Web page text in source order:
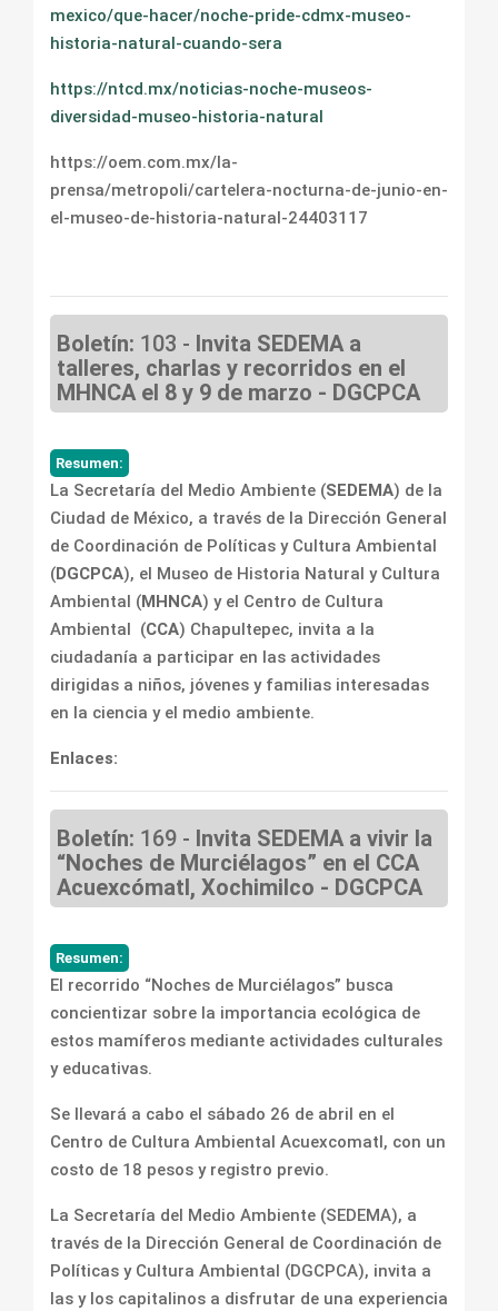
mexico/que-hacer/noche-pride-cdmx-museo-
historia-natural-cuando-sera
https://ntcd.mx/noticias-noche-museos-
diversidad-museo-historia-natural
https://oem.com.mx/la-
prensa/metropoli/cartelera-nocturna-de-junio-en-
el-museo-de-historia-natural-24403117
Boletín: 103 - Invita SEDEMA a
talleres, charlas y recorridos en el
MHNCA el 8 y 9 de marzo - DGCPCA
Resumen:
La Secretaría del Medio Ambiente (SEDEMA) de la
Ciudad de México, a través de la Dirección General
de Coordinación de Políticas y Cultura Ambiental
(DGCPCA), el Museo de Historia Natural y Cultura
Ambiental (MHNCA) y el Centro de Cultura
Ambiental (CCA) Chapultepec, invita a la
ciudadanía a participar en las actividades
dirigidas a niños, jóvenes y familias interesadas
en la ciencia y el medio ambiente.
Enlaces:
Boletín: 169 - Invita SEDEMA a vivir la
“Noches de Murciélagos” en el CCA
Acuexcómatl, Xochimilco - DGCPCA
Resumen:
El recorrido “Noches de Murciélagos” busca
concientizar sobre la importancia ecológica de
estos mamíferos mediante actividades culturales
y educativas.
Se llevará a cabo el sábado 26 de abril en el
Centro de Cultura Ambiental Acuexcomatl, con un
costo de 18 pesos y registro previo.
La Secretaría del Medio Ambiente (SEDEMA), a
través de la Dirección General de Coordinación de
Políticas y Cultura Ambiental (DGCPCA), invita a
las y los capitalinos a disfrutar de una experiencia